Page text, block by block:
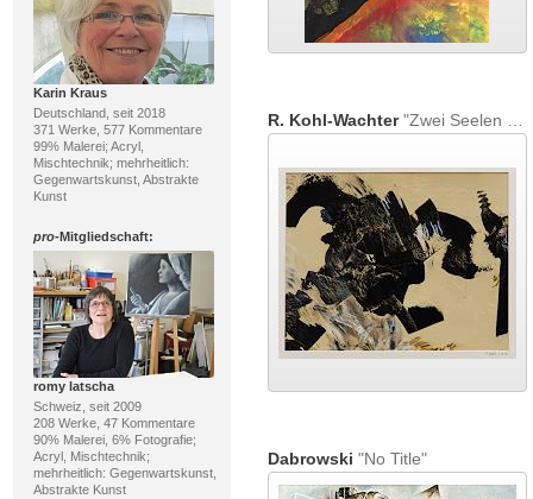
Karin Kraus
Deutschland, seit 2018
371 Werke, 577 Kommentare
99% Malerei; Acryl,
Mischtechnik; mehrheitlich:
Gegenwartskunst, Abstrakte
Kunst
pro-Mitgliedschaft:
romy latscha
Schweiz, seit 2009
208 Werke, 47 Kommentare
90% Malerei, 6% Fotografie;
Acryl, Mischtechnik;
mehrheitlich: Gegenwartskunst,
Abstrakte Kunst
R. Kohl-Wachter"Zwei Seelen ach..."
Dabrowski "No Title"